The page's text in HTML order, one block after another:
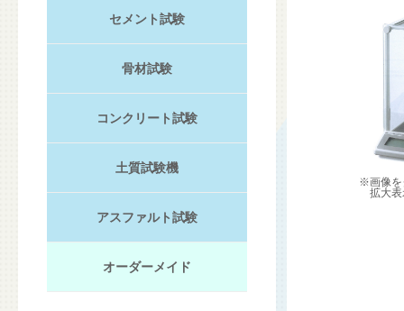
※画像を
拡大表
セメント試験
骨材試験
コンクリート試験
土質試験機
アスファルト試験
オーダーメイド